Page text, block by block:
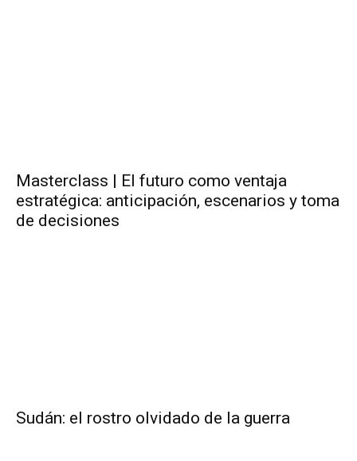
Masterclass | El futuro como ventaja
estratégica: anticipación, escenarios y toma
de decisiones
Sudán: el rostro olvidado de la guerra